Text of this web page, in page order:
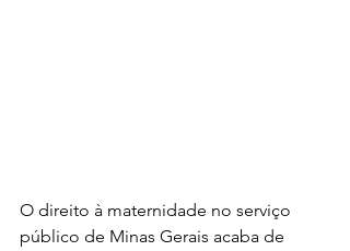
O direito à maternidade no serviço
público de Minas Gerais acaba de